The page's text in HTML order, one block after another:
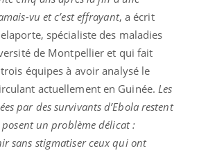
vu et c’est effrayant, a écrit
spécialiste des maladies
de Montpellier et qui fait
équipes à avoir analysé le
actuellement en Guinée. Les
par des survivants d’Ebola restent
posent un problème délicat :
sans stigmatiser ceux qui ont